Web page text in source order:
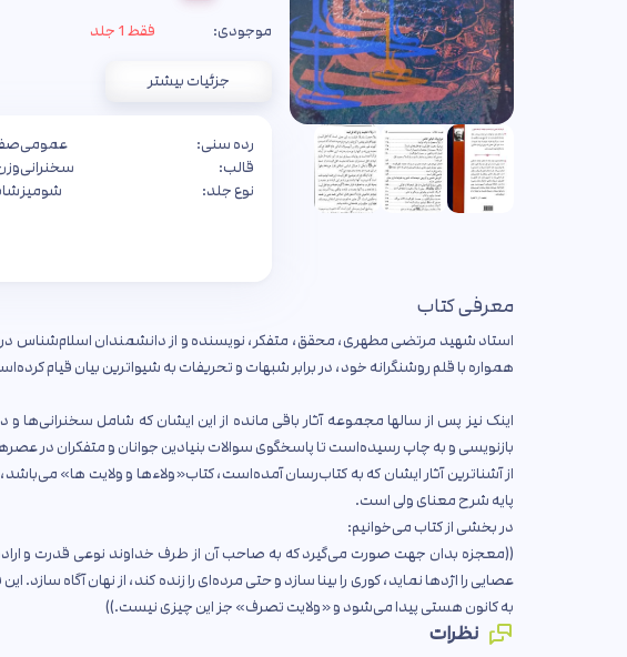
موجودی: فقط 1 جلد
جزئیات بیشتر
رده سنی:
عمومی
قالب:
سخنرانی
نوع جلد:
شومیز
معرفی کتاب
استاد شهید مرتضی مطهری، محقق، متفکر، نویسنده و از دانشمندان اسلام‌شناس
همواره با قلم روشنگرانه خود، در برابر شبهات و تحریفات به شیوا‌ترین بیان قیام
اینک نیز پس از سالها مجموعه آثار باقی مانده از این ایشان که شامل
بازنویسی و به چاپ رسیده‌است تا پاسخگوی سوالات بنیادین جوانان و متفکران در
پایه شرح معنای ولی است.
در بخشی از کتاب می‌خوانیم:
((معجزه بدان جهت صورت می‌گیرد که به صاحب آن از طرف خداوند نوعی قدرت و اراده
عصایی را اژدها نماید، کوری را بینا سازد و حتی مرده‌ای را زنده کند، از نهان آگاه
به کانون هستی پیدا می‌شود و «ولایت تصرف» جز این چیزی نیست.))
نظرات